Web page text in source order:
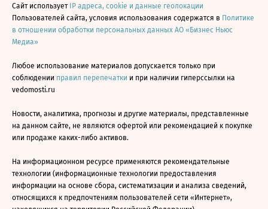
Сайт использует IP адреса, cookie и данные геолокации
Пользователей сайта, условия использования содержатся в Политике
в отношении обработки персональных данных АО «Бизнес Ньюс
Медиа»
Любое использование материалов допускается только при
соблюдении правил перепечатки и при наличии гиперссылки на
vedomosti.ru
Новости, аналитика, прогнозы и другие материалы, представленные
на данном сайте, не являются офертой или рекомендацией к покупке
или продаже каких-либо активов.
На информационном ресурсе применяются рекомендательные
технологии (информационные технологии предоставления
информации на основе сбора, систематизации и анализа сведений,
относящихся к предпочтениям пользователей сети «Интернет»,